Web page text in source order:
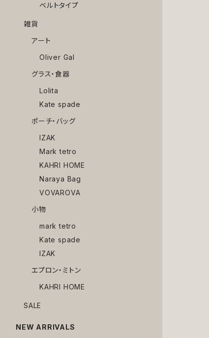
ベルトタイプ
雑貨
アート
Oliver Gal
グラス・食器
Lolita
Kate spade
ポーチ・バッグ
IZAK
Mark tetro
KAHRI HOME
Naraya Bag
VOVAROVA
小物
mark tetro
Kate spade
IZAK
エプロン・ミトン
KAHRI HOME
SALE
NEW ARRIVALS